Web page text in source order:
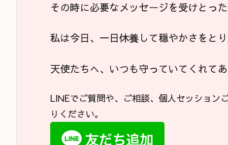
その時に必要なメッセージを受けとった
私は今日、一日休養して穏やかさをと
天使たちへ、いつも守っていてくれて
LINEでご質問や、ご相談、個人セッション
りください。